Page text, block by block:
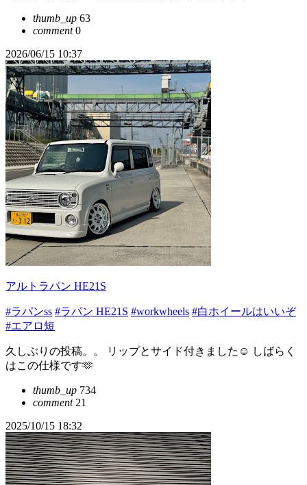
thumb_up 63
comment0
2026/06/15 10:37
アルトラパン HE21S
#ラパンss #ラパン HE21S #workwheels #白ホイールはいいぞ
#エアロ短
久しぶりの投稿。。 リップとサイド付きました☺️ しばらく
はこの仕様です🫶
thumb_up 734
comment21
2025/10/15 18:32